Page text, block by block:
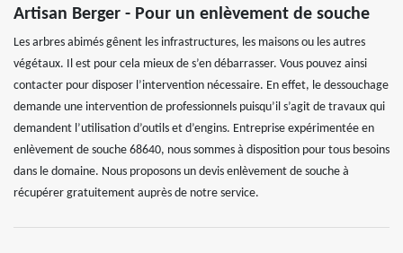
Artisan Berger - Pour un enlèvement de souche
Les arbres abimés gênent les infrastructures, les maisons ou les autres
végétaux. Il est pour cela mieux de s’en débarrasser. Vous pouvez ainsi
contacter pour disposer l’intervention nécessaire. En effet, le dessouchage
demande une intervention de professionnels puisqu’il s’agit de travaux qui
demandent l’utilisation d’outils et d’engins. Entreprise expérimentée en
enlèvement de souche 68640, nous sommes à disposition pour tous besoins
dans le domaine. Nous proposons un devis enlèvement de souche à
récupérer gratuitement auprès de notre service.